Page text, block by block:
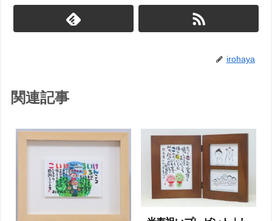
irohaya
関連記事